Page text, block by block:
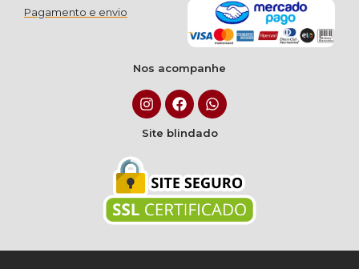
Pagamento e envio
Nos acompanhe
Site blindado